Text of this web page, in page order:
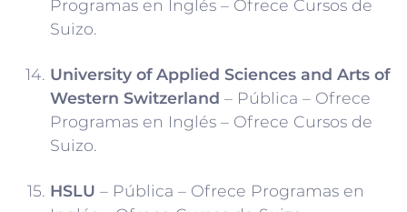
Programas en Inglés – Ofrece Cursos de
Suizo.
University of Applied Sciences and Arts of
Western Switzerland – Pública – Ofrece
Programas en Inglés – Ofrece Cursos de
Suizo.
HSLU – Pública – Ofrece Programas en